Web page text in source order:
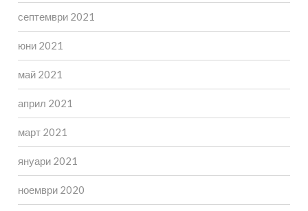
септември 2021
юни 2021
май 2021
април 2021
март 2021
януари 2021
ноември 2020